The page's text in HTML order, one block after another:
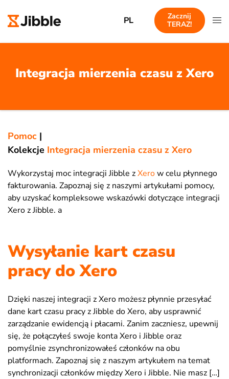
PL
Zacznij
TERAZ!
Integracja mierzenia czasu z Xero
Pomoc |
Kolekcje Integracja mierzenia czasu z Xero
Wykorzystaj moc integracji Jibble zXerow celu płynnego
fakturowania. Zapoznaj się z naszymi artykułami pomocy,
aby uzyskać kompleksowe wskazówki dotyczące integracji
Xero z Jibble. a
Wysyłanie kart czasu
pracy do Xero
Dzięki naszej integracji z Xero możesz płynnie przesyłać
dane kart czasu pracy z Jibble do Xero, aby usprawnić
zarządzanie ewidencją i płacami. Zanim zaczniesz, upewnij
się, że połączyłeś swoje konta Xero i Jibble oraz
pomyślnie zsynchronizowałeś członków na obu
platformach. Zapoznaj się z naszym artykułem na temat
synchronizacji członków między Xero i Jibble. Nie masz […]